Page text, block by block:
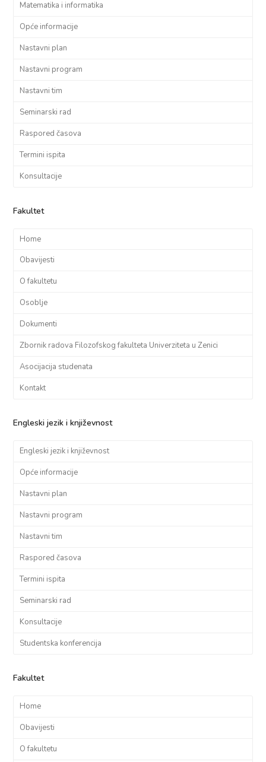
Matematika i informatika
Opće informacije
Nastavni plan
Nastavni program
Nastavni tim
Seminarski rad
Raspored časova
Termini ispita
Konsultacije
Fakultet
Home
Obavijesti
O fakultetu
Osoblje
Dokumenti
Zbornik radova Filozofskog fakulteta Univerziteta u Zenici
Asocijacija studenata
Kontakt
Engleski jezik i književnost
Engleski jezik i književnost
Opće informacije
Nastavni plan
Nastavni program
Nastavni tim
Raspored časova
Termini ispita
Seminarski rad
Konsultacije
Studentska konferencija
Fakultet
Home
Obavijesti
O fakultetu